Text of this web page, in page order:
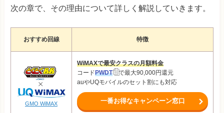
次の章で、その理由について詳しく解説していきます。
おすすめ回線 特徴
GMO WiMAX
WiMAXで最安クラスの月額料金
コードPWDT
で最大90,000円還元
auやUQモバイルのセット割にも対応
一番お得なキャンペーン窓口